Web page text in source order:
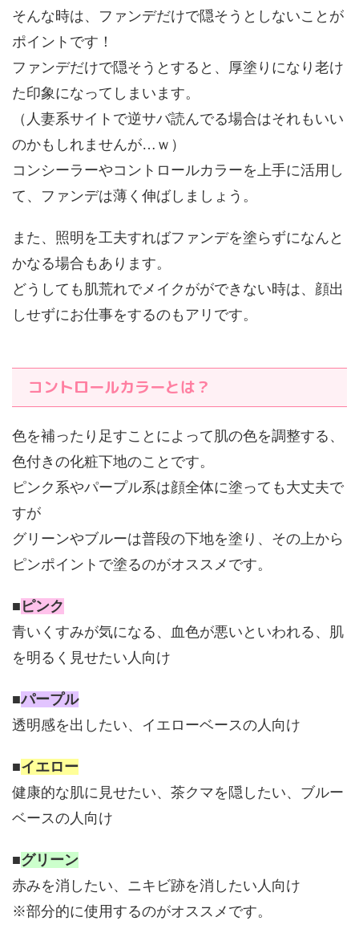
そんな時は、 ファンデだけで隠そうとしないことが
ポイントです！
ファンデだけで隠そうとすると、厚塗りになり老け
た印象になってしまいます。
（人妻系サイトで逆サバ読んでる場合はそれもいい
のかもしれませんが…ｗ）
コンシーラーやコントロールカラーを上手に活用し
て、ファンデは薄く伸ばしましょう。
また、照明を工夫すればファンデを塗らずになんと
かなる場合もあります。
どうしても肌荒れでメイクがができない時は、顔出
しせずにお仕事をするのもアリです。
コントロールカラーとは？
色を補ったり足すことによって肌の色を調整する、
色付きの化粧下地のことです。
ピンク系やパープル系は顔全体に塗っても大丈夫で
すが
グリーンやブルーは普段の下地を塗り、その上から
ピンポイントで塗るのがオススメです。
■ ピンク
青いくすみが気になる、血色が悪いといわれる、肌
を明るく見せたい人向け
■パープル
透明感を出したい、イエローベースの人向け
■イエロー
健康的な肌に見せたい、茶クマを隠したい、ブルー
ベースの人向け
■グリーン
赤みを消したい、ニキビ跡を消したい人向け
※部分的に使用するのがオススメです。